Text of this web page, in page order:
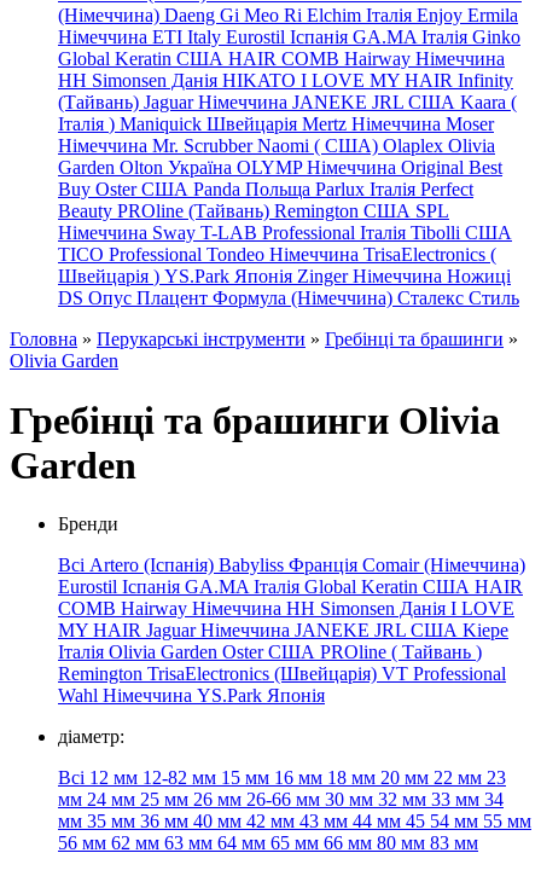
(Німеччина) Daeng Gi Meo Ri Elchim Італія Enjoy Ermila
Німеччина ETI Italy Eurostil Іспанія GA.MA Італія Ginko
Global Keratin США HAIR COMB Hairway Німеччина
HH Simonsen Данія HIKATO I LOVE MY HAIR Infinity
(Тайвань) Jaguar Німеччина JANEKE JRL США Kaara (
Італія ) Maniquick Швейцарія Mertz Німеччина Moser
Німеччина Mr. Scrubber Naomi ( США) Olaplex Olivia
Garden Olton Україна OLYMP Німеччина Original Best
Buy Oster США Panda Польща Parlux Італія Perfect
Beauty PROline (Тайвань) Remington США SPL
Німеччина Sway T-LAB Professional Італія Tibolli США
TICO Professional Tondeo Німеччина TrisaElectronics (
Швейцарія ) YS.Park Японія Zinger Німеччина Ножиці
DS Опус Плацент Формула (Німеччина) Сталекс Стиль
Головна » Перукарські інструменти » Гребінці та брашинги »
Olivia Garden
Гребінці та брашинги Olivia
Garden
Бренди
Всі Artero (Іспанія) Babyliss Франція Comair (Німеччина)
Eurostil Іспанія GA.MA Італія Global Keratin США HAIR
COMB Hairway Німеччина HH Simonsen Данія I LOVE
MY HAIR Jaguar Німеччина JANEKE JRL США Kiepe
Італія Olivia Garden OsterСША PROline ( Тайвань )
Remington TrisaElectronics (Швейцарія) VT Professional
Wahl Німеччина YS.Park Японія
діаметр:
Всі 12 мм 12-82 мм 15 мм 16 мм 18 мм 20 мм 22 мм 23
мм 24 мм 25 мм 26 мм 26-66 мм 30 мм 32 мм 33 мм 34
мм 35 мм 36 мм 40 мм 42 мм 43 мм 44 мм 45 54 мм 55 мм
56 мм 62 мм 63 мм 64 мм 65 мм 66 мм 80 мм 83 мм